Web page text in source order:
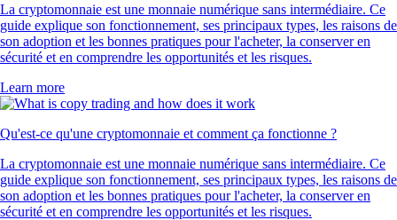
La cryptomonnaie est une monnaie numérique sans intermédiaire. Ce
guide explique son fonctionnement, ses principaux types, les raisons de
son adoption et les bonnes pratiques pour l'acheter, la conserver en
sécurité et en comprendre les opportunités et les risques.
Learn more
Qu'est-ce qu'une cryptomonnaie et comment ça fonctionne ?
La cryptomonnaie est une monnaie numérique sans intermédiaire. Ce
guide explique son fonctionnement, ses principaux types, les raisons de
son adoption et les bonnes pratiques pour l'acheter, la conserver en
sécurité et en comprendre les opportunités et les risques.